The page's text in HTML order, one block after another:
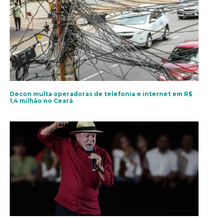
Decon multa operadoras de telefonia e internet em R$
1,4 milhão no Ceará